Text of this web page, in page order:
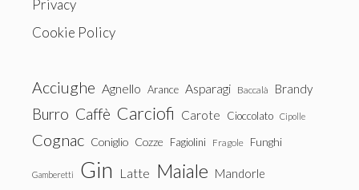
Privacy
Cookie Policy
Acciughe Agnello Arance Asparagi Baccalà Brandy
Burro Caffè Carciofi Carote Cioccolato Cipolle
Cognac Coniglio Cozze Fagiolini Fragole Funghi
Gamberetti Gin Latte Maiale Mandorle